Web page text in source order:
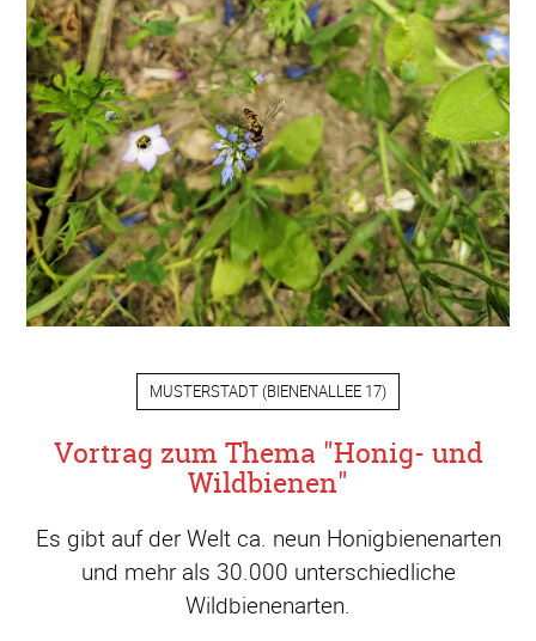
MUSTERSTADT (BIENENALLEE 17)
Vortrag zum Thema "Honig- und
Wildbienen"
Es gibt auf der Welt ca. neun Honigbienenarten
und mehr als 30.000 unterschiedliche
Wildbienenarten.